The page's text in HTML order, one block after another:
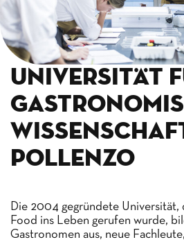
Universität
Pollenzo
Die 2004 gegründete Universität,
Food ins Leben gerufen wurde,
Gastronomen aus, neue